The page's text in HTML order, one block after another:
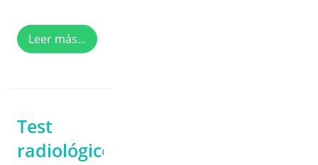
Leer más...
Test
radiológico